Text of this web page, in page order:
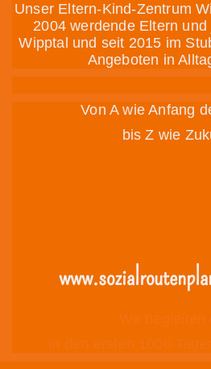
Unser Eltern-Kind-Zentrum
2004 werdende Eltern
Wipptal und seit 2015 im
Angeboten in
Von A wie Anfang
bis Z wie